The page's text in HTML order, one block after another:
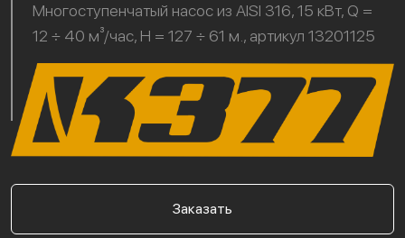
Многоступенчатый насос из AISI 316, 15 кВт, Q =
12 ÷ 40 м³/час, H = 127 ÷ 61 м., артикул 13201125
Заказать